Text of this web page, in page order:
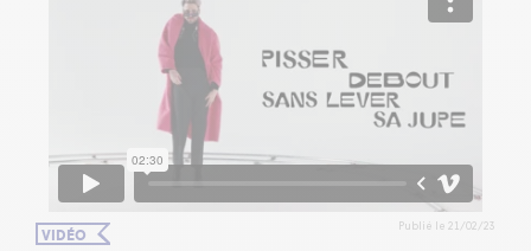
VIDÉO Publié le 21/02/23